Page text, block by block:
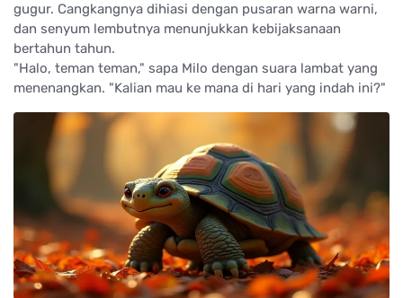
gugur. Cangkangnya dihiasi dengan pusaran warna warni,
dan senyum lembutnya menunjukkan kebijaksanaan
bertahun tahun.
"Halo, teman teman," sapa Milo dengan suara lambat yang
menenangkan. "Kalian mau ke mana di hari yang indah ini?"